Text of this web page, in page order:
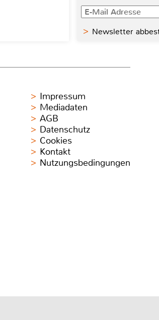
Newsletter
Impressum
Mediadaten
AGB
Datenschutz
Cookies
Kontakt
Nutzungsbedingungen